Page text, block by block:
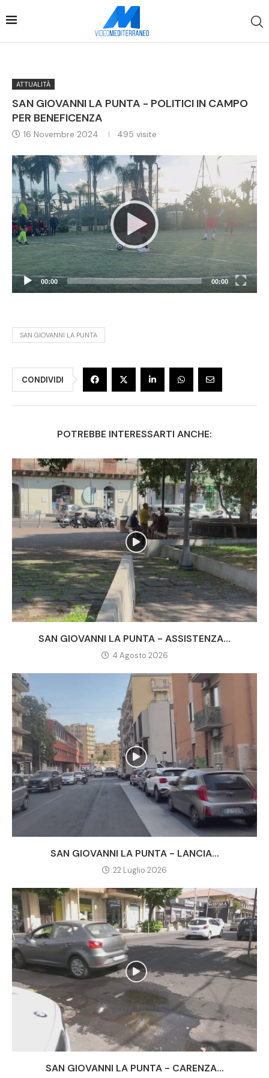
ATTUALITÀ
SAN GIOVANNI LA PUNTA - POLITICI IN CAMPO
PER BENEFICENZA
16 Novembre 2024 495 visite
Video
Player
00:00 00:00
SAN GIOVANNI LA PUNTA
CONDIVIDI
POTREBBE INTERESSARTI ANCHE:
SAN GIOVANNI LA PUNTA - ASSISTENZA...
4 Agosto 2026
SAN GIOVANNI LA PUNTA - LANCIA...
22 Luglio 2026
SAN GIOVANNI LA PUNTA - CARENZA...